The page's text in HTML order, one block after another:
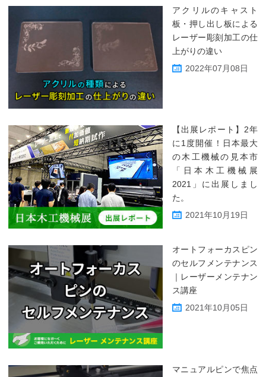
アクリルのキャスト
板・押し出し板による
レーザー彫刻加工の仕
上がりの違い
2022年07月08日
【出展レポート】2年
に1度開催！日本最大
の木工機械の見本市
「日本木工機械展
2021」に出展しまし
た。
2021年10月19日
オートフォーカスピン
のセルフメンテナンス
｜レーザーメンテナン
ス講座
2021年10月05日
マニュアルピンで焦点